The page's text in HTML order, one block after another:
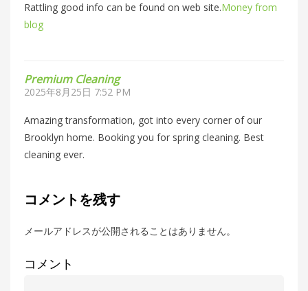
Rattling good info can be found on web site.Money from
blog
Premium Cleaning
2025年8月25日 7:52 PM
Amazing transformation, got into every corner of our
Brooklyn home. Booking you for spring cleaning. Best
cleaning ever.
コメントを残す
メールアドレスが公開されることはありません。
コメント